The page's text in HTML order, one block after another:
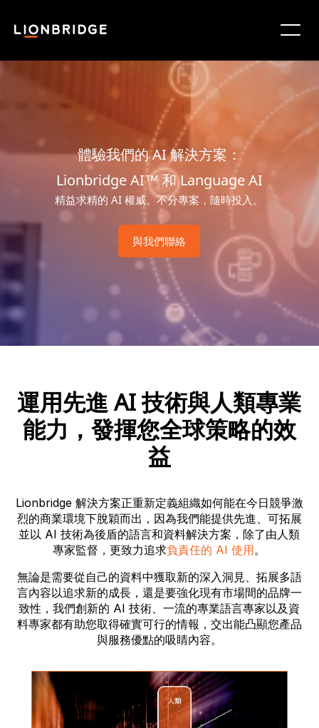
體驗我們的 AI 解決方案：
Lionbridge AI™ 和 Language AI
精益求精的 AI 權威。不分專案，隨時投入。
與我們聯絡
運用先進 AI 技術與人類專業
能力，發揮您全球策略的效
益
Lionbridge 解決方案正重新定義組織如何能在今日競爭激
烈的商業環境下脫穎而出，因為我們能提供先進、可拓展
並以 AI 技術為後盾的語言和資料解決方案，除了由人類
專家監督，更致力追求負責任的 AI 使用。
無論是需要從自己的資料中獲取新的深入洞見、拓展多語
言內容以追求新的成長，還是要強化現有市場間的品牌一
致性，我們創新的 AI 技術、一流的專業語言專家以及資
料專家都有助您取得確實可行的情報，交出能凸顯您產品
與服務優點的吸睛內容。